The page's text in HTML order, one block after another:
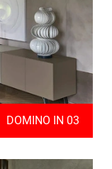
DOMINO IN 03